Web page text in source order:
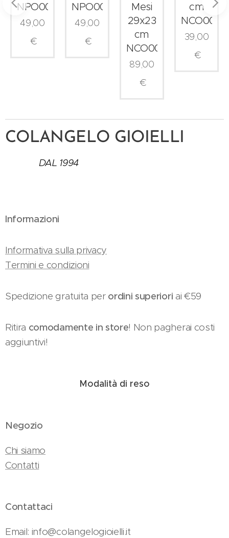
NPO0016
49,00
€
NPO0015
49,00
€
Mesi
29x23
cm
NCO0049
89,00
€
cm
NCO0041
39,00
€
COLANGELO GIOIELLI
DAL 1994
Informazioni
Informativa sulla privacy
Termini e condizioni
Spedizione gratuita perordini superiori ai €59
Ritira comodamente in store! Non pagherai costi
aggiuntivi!
Modalità di reso
Negozio
Chi siamo
Contatti
Contattaci
Email: info@colangelogioielli.it